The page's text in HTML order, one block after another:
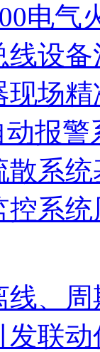
电气
设备
场
报警
系统
系
线、
发联